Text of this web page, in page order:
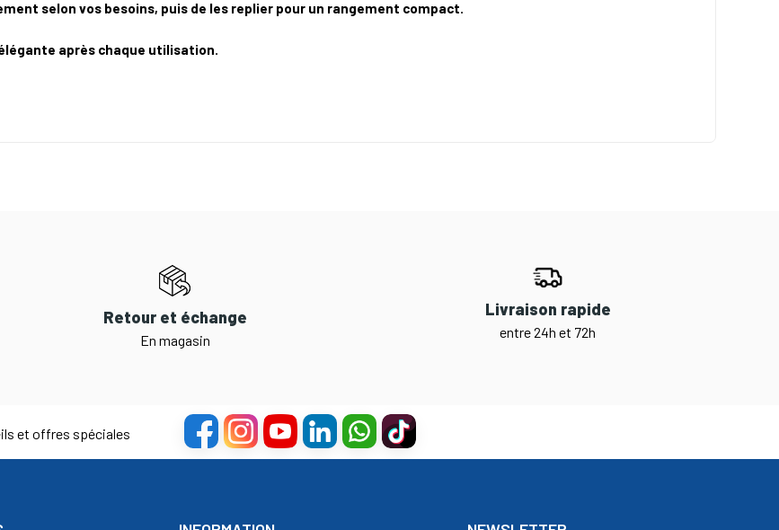
selon vos besoins, puis de les replier pour un rangement compact.
après chaque utilisation.
Retour et échange
En magasin
Livraison rapide
entre 24h et 72h
et offres spéciales